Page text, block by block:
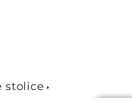
stolice